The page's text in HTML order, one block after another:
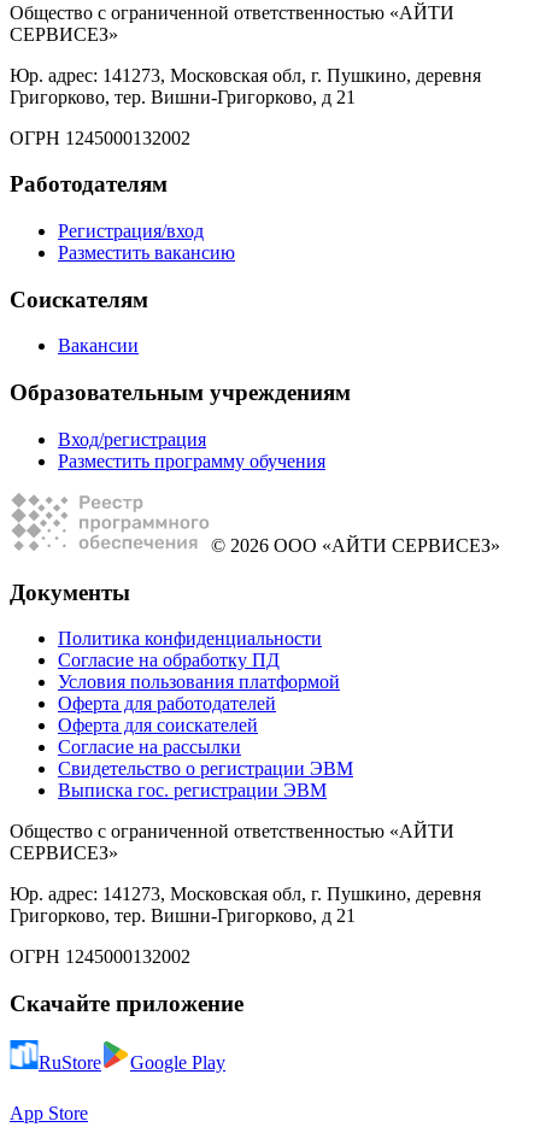
Общество с ограниченной ответственностью «АЙТИ
СЕРВИСЕЗ»
Юр. адрес: 141273, Московская обл, г. Пушкино, деревня
Григорково, тер. Вишни-Григорково, д 21
ОГРН 1245000132002
Работодателям
Регистрация/вход
Разместить вакансию
Соискателям
Вакансии
Образовательным учреждениям
Вход/регистрация
Разместить программу обучения
© 2026 ООО «АЙТИ СЕРВИСЕЗ»
Документы
Политика конфиденциальности
Согласие на обработку ПД
Условия пользования платформой
Оферта для работодателей
Оферта для соискателей
Согласие на рассылки
Свидетельство о регистрации ЭВМ
Выписка гос. регистрации ЭВМ
Общество с ограниченной ответственностью «АЙТИ
СЕРВИСЕЗ»
Юр. адрес: 141273, Московская обл, г. Пушкино, деревня
Григорково, тер. Вишни-Григорково, д 21
ОГРН 1245000132002
Скачайте приложение
RuStore Google Play
App Store